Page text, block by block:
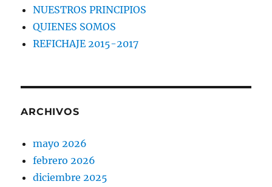
NUESTROS PRINCIPIOS
QUIENES SOMOS
REFICHAJE 2015-2017
ARCHIVOS
mayo 2026
febrero 2026
diciembre 2025